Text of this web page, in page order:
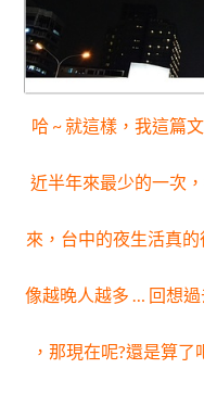
哈 ~ 就這樣，我這篇
近半年來最少的一次
來，台中的夜生活真
像越晚人越多 … 回想
，那現在呢?還是算了